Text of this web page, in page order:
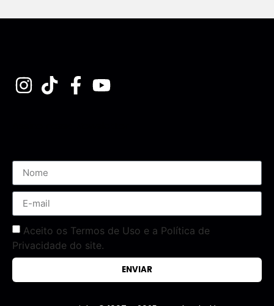
Aceito os Termos de Uso e a Política de
Privacidade do site.
ENVIAR